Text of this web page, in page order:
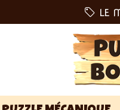
LE